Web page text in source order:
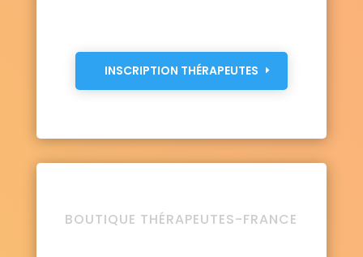
INSCRIPTION THÉRAPEUTES
BOUTIQUE THÉRAPEUTES-FRANCE